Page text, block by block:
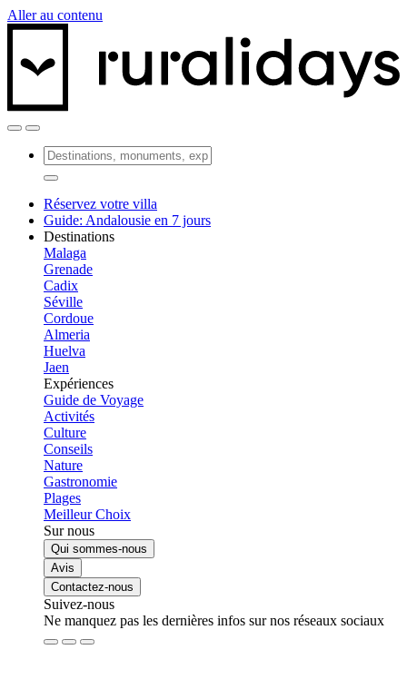
Aller au contenu
Réservez votre villa
Guide: Andalousie en 7 jours
Destinations
Malaga
Grenade
Cadix
Séville
Cordoue
Almeria
Huelva
Jaen
Expériences
Guide de Voyage
Activités
Culture
Conseils
Nature
Gastronomie
Plages
Meilleur Choix
Sur nous
Qui sommes-nous
Avis
Contactez-nous
Suivez-nous
Ne manquez pas les dernières infos sur nos réseaux sociaux